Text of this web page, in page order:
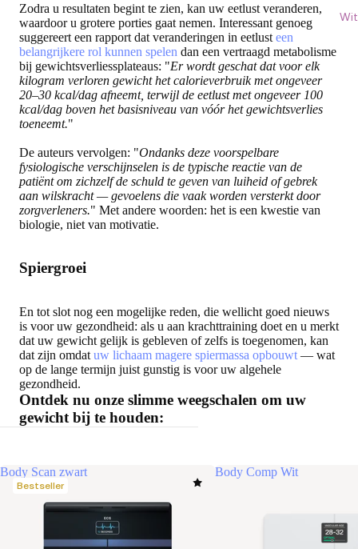
Zodra u resultaten begint te zien, kan uw eetlust veranderen,
waardoor u grotere porties gaat nemen. Interessant genoeg
suggereert een rapport dat veranderingen in eetlust een
belangrijkere rol kunnen spelen dan een vertraagd metabolisme
bij gewichtsverliessplateaus: "Er wordt geschat dat voor elk
kilogram verloren gewicht het calorieverbruik met ongeveer
20–30 kcal/dag afneemt, terwijl de eetlust met ongeveer 100
kcal/dag boven het basisniveau van vóór het gewichtsverlies
toeneemt."
De auteurs vervolgen: "Ondanks deze voorspelbare
fysiologische verschijnselen is de typische reactie van de
patiënt om zichzelf de schuld te geven van luiheid of gebrek
aan wilskracht — gevoelens die vaak worden versterkt door
zorgverleners." Met andere woorden: het is een kwestie van
biologie, niet van motivatie.
Spiergroei
En tot slot nog een mogelijke reden, die wellicht goed nieuws
is voor uw gezondheid: als u aan krachttraining doet en u merkt
dat uw gewicht gelijk is gebleven of zelfs is toegenomen, kan
dat zijn omdat uw lichaam magere spiermassa opbouwt — wat
op de lange termijn juist gunstig is voor uw algehele
gezondheid.
Ontdek nu onze slimme weegschalen om uw
gewicht bij te houden:
Body Scan zwart
Bestseller
Body Comp Wit